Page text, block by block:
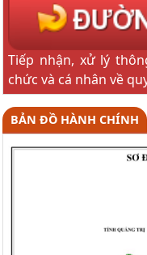
Tiếp nhận, xử lý
chức và cá nhân về
BẢN ĐỒ HÀNH CHÍNH